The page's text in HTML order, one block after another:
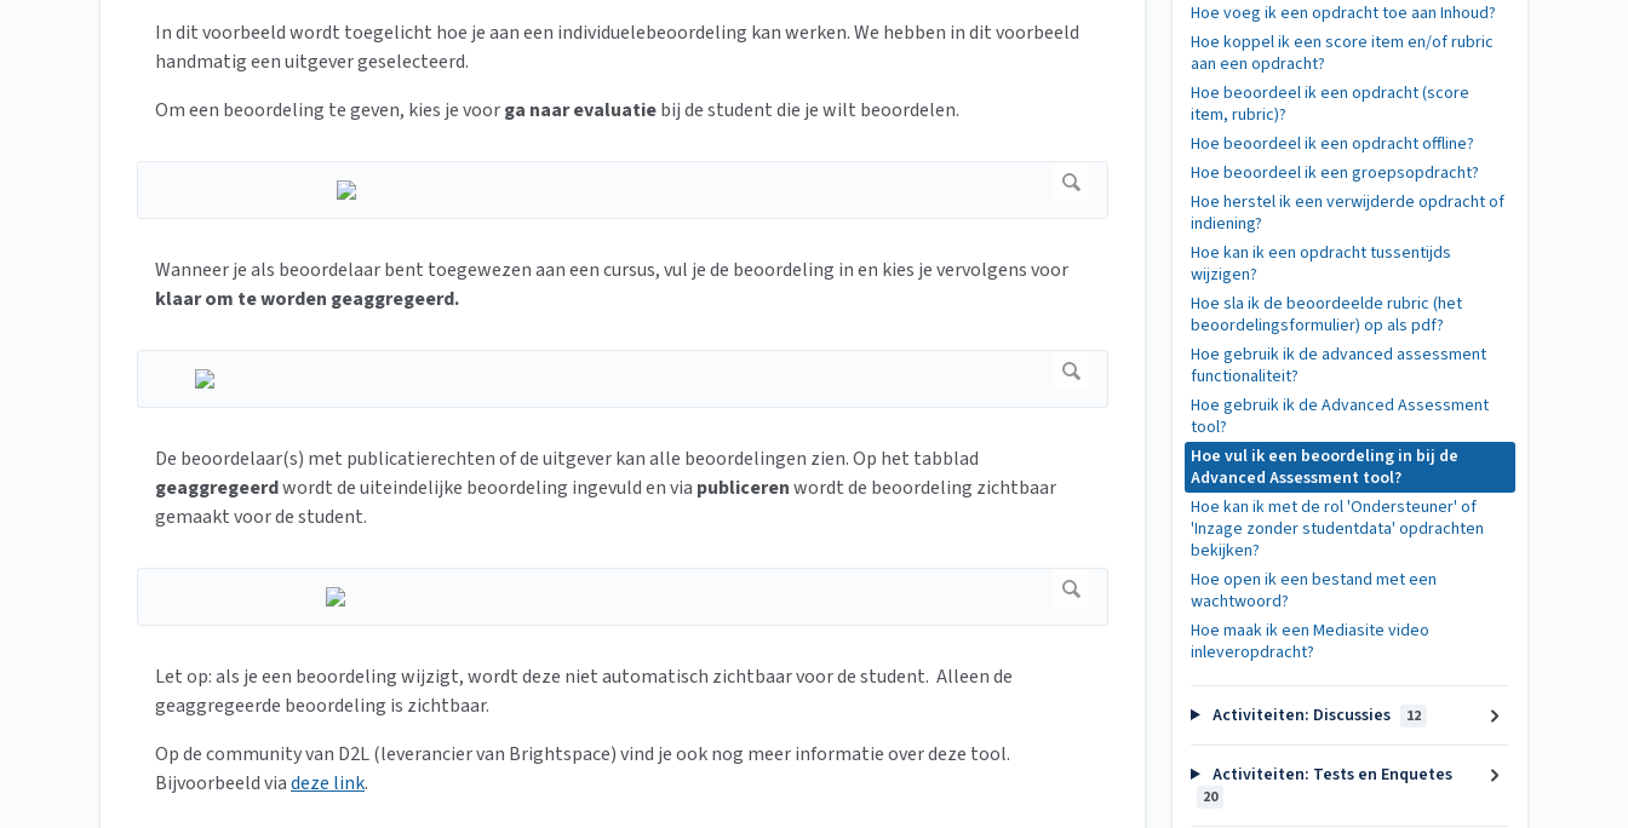
In dit voorbeeld wordt toegelicht hoe je aan een individuelebeoordeling kan werken. We hebben in dit voorbeeld
handmatig een uitgever geselecteerd.
Om een beoordeling te geven, kies je voorga naar evaluatiebij de student die je wilt beoordelen.
Wanneer je als beoordelaar bent toegewezen aan een cursus, vul je de beoordeling in en kies je vervolgens voor
klaar om te worden geaggregeerd.
De beoordelaar(s) met publicatierechten of de uitgever kan alle beoordelingen zien. Op het tabblad
geaggregeerdwordt de uiteindelijke beoordeling ingevuld en via publicerenwordt de beoordeling zichtbaar
gemaakt voor de student.
Let op: als je een beoordeling wijzigt, wordt deze niet automatisch zichtbaar voor de student. Alleen de
geaggregeerde beoordeling is zichtbaar.
Op de community van D2L (leverancier van Brightspace) vind je ook nog meer informatie over deze tool.
Bijvoorbeeld viadeze link.
Hoe voeg ik een opdracht toe aan Inhoud?
Hoe koppel ik een score item en/of rubric
aan een opdracht?
Hoe beoordeel ik een opdracht (score
item, rubric)?
Hoe beoordeel ik een opdracht offline?
Hoe beoordeel ik een groepsopdracht?
Hoe herstel ik een verwijderde opdracht of
indiening?
Hoe kan ik een opdracht tussentijds
wijzigen?
Hoe sla ik de beoordeelde rubric (het
beoordelingsformulier) op als pdf?
Hoe gebruik ik de advanced assessment
functionaliteit?
Hoe gebruik ik de Advanced Assessment
tool?
Hoe vul ik een beoordeling in bij de
Advanced Assessment tool?
Hoe kan ik met de rol 'Ondersteuner' of
'Inzage zonder studentdata' opdrachten
bekijken?
Hoe open ik een bestand met een
wachtwoord?
Hoe maak ik een Mediasite video
inleveropdracht?
Activiteiten: Discussies 12
Activiteiten: Tests en Enquetes
20